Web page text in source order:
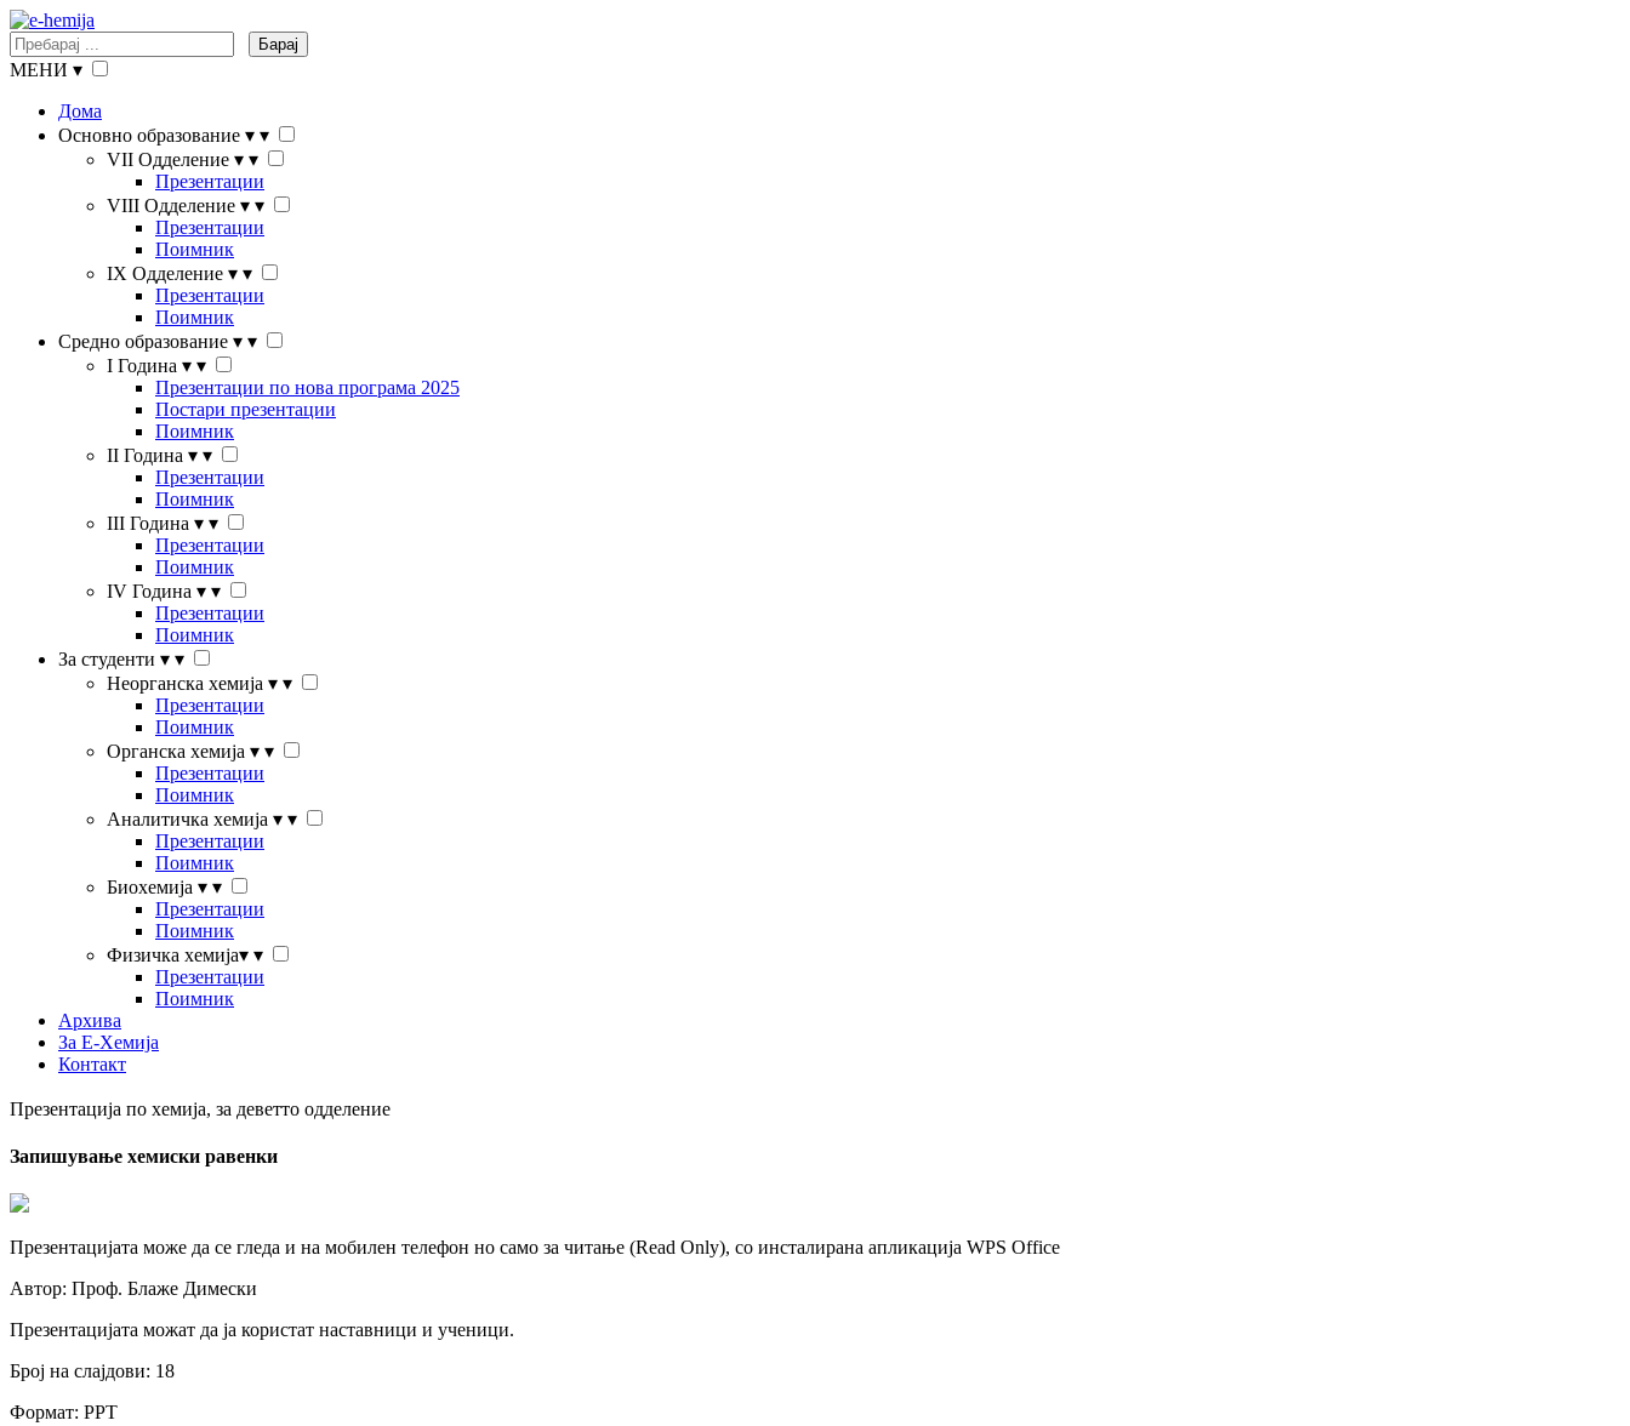
Барај
МЕНИ ▾
Дома
Основно образование ▾ ▾
VII Одделение ▾ ▾
Презентации
VIII Одделение ▾ ▾
Презентации
Поимник
IX Одделение ▾ ▾
Презентации
Поимник
Средно образование ▾ ▾
I Година ▾ ▾
Презентации по нова програма 2025
Постари презентации
Поимник
II Година ▾ ▾
Презентации
Поимник
III Година ▾ ▾
Презентации
Поимник
IV Година ▾ ▾
Презентации
Поимник
За студенти ▾ ▾
Неорганска хемија ▾ ▾
Презентации
Поимник
Органска хемија ▾ ▾
Презентации
Поимник
Аналитичка хемија ▾ ▾
Презентации
Поимник
Биохемија ▾ ▾
Презентации
Поимник
Физичка хемија▾ ▾
Презентации
Поимник
Архива
За Е-Хемија
Контакт
Презентација по хемија, за деветто одделение
Запишување хемиски равенки
Презентацијата може да се гледа и на мобилен телефон но само за читање (Read Only), со инсталирана апликација WPS Office
Автор: Проф. Блаже Димески
Презентацијата можат да ја користат наставници и ученици.
Број на слајдови: 18
Формат: PPT